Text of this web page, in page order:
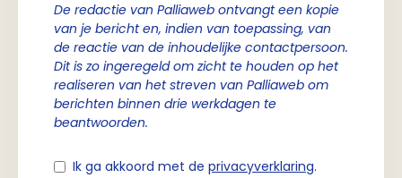
De redactie van Palliaweb ontvangt een kopie
van je bericht en, indien van toepassing, van
de reactie van de inhoudelijke contactpersoon.
Dit is zo ingeregeld om zicht te houden op het
realiseren van het streven van Palliaweb om
berichten binnen drie werkdagen te
beantwoorden.
Ik ga akkoord met de privacyverklaring.